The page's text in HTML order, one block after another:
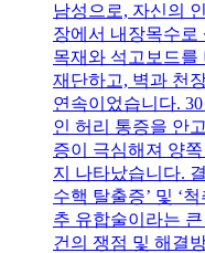
남성으로, 자신의
장에서 내장목수로
목재와 석고보드를
재단하고, 벽과 천
연속이었습니다.
인 허리 통증을 안
증이 극심해져 양
지 나타났습니다.
수핵 탈출증’ 및 ‘
추 유합술이라는
건의 쟁점 및 해결